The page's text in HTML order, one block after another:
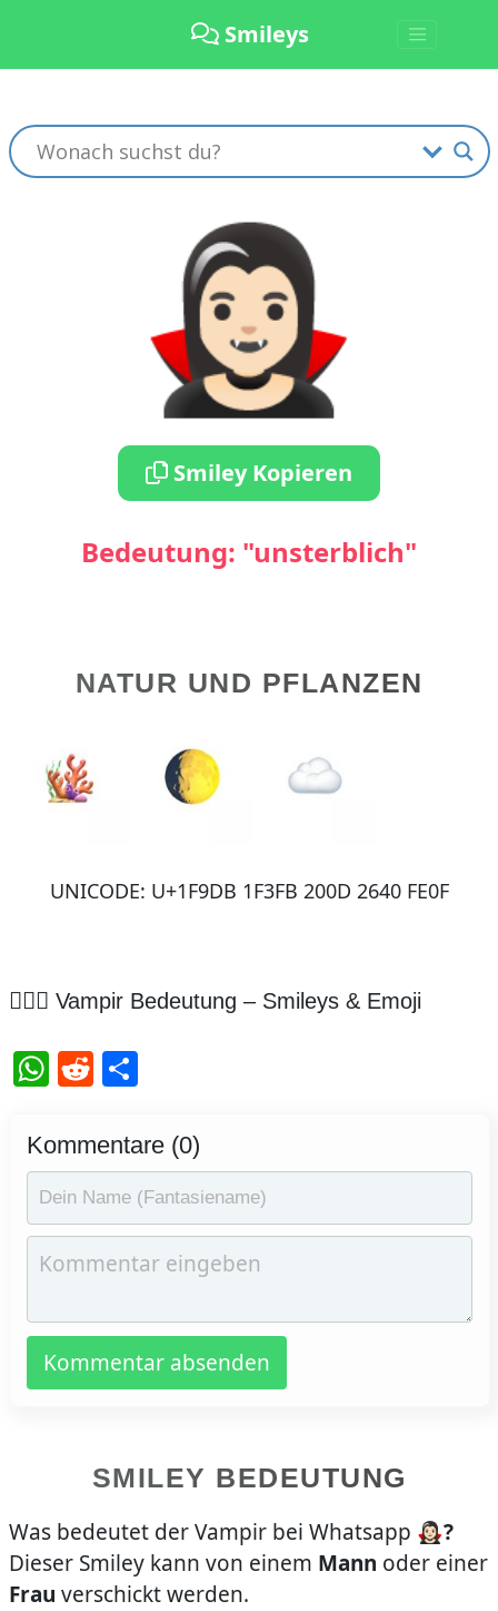
Smileys
🧛🏻‍♀️
Smiley Kopieren
Bedeutung: "unsterblich"
NATUR UND PFLANZEN
UNICODE: U+1F9DB 1F3FB 200D 2640 FE0F
🧛🏻‍♀️ Vampir Bedeutung – Smileys & Emoji
WhatsApp
Reddit
Teilen
Kommentare (0)
Kommentar absenden
SMILEY BEDEUTUNG
Was bedeutet der Vampir bei Whatsapp 🧛🏻‍♀️?
Dieser Smiley kann von einem Mann oder einer
Frau verschickt werden.